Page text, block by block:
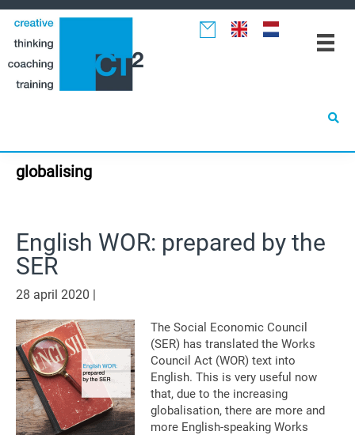
Spring
naar
hoofdnavigatie
Door
naar
Spring
naar
eerste
globalising
English WOR: prepared by the
SER
28 april 2020 |
The Social Economic Council
(SER) has translated the Works
Council Act (WOR) text into
English. This is very useful now
that, due to the increasing
globalisation, there are more and
more English-speaking Works